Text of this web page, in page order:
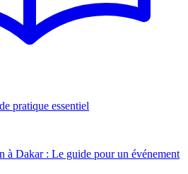
pratique essentiel
à Dakar : Le guide pour un événement